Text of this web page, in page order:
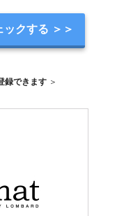
ックする ＞＞
録できます ＞